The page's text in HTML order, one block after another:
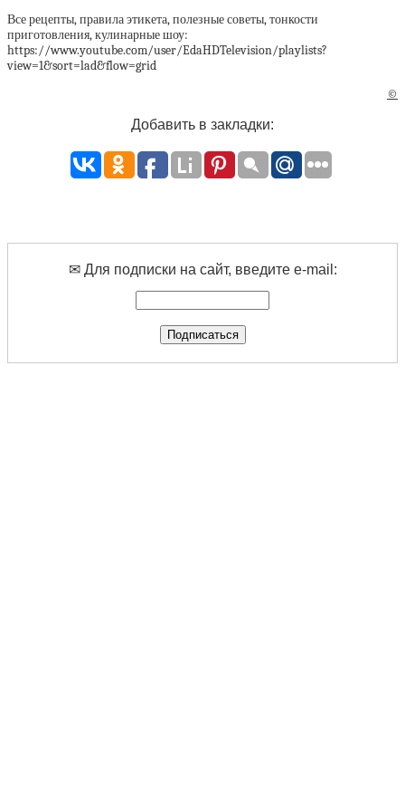
Все рецепты, правила этикета, полезные советы, тонкости
приготовления, кулинарные шоу:
https://www.youtube.com/user/EdaHDTelevision/playlists?
view=1&sort=lad&flow=grid
©
Добавить в закладки:
✉ Для подписки на сайт, введите e-mail: